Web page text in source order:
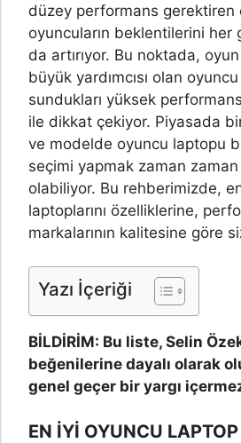
düzey performans gerektiren
oyuncuların beklentilerini her
da artırıyor. Bu noktada,
büyük yardımcısı olan
sundukları yüksek
ile dikkat çekiyor. Piyasada
ve modelde oyuncu laptopu
seçimi yapmak zaman zaman
olabiliyor. Bu rehberimizde,
laptoplarını özelliklerine,
markalarının kalitesine göre
Yazı İçeriği
BİLDİRİM: Bu liste, Selin
beğenilerine dayalı olarak
genel geçer bir yargı
EN İYİ OYUNCU